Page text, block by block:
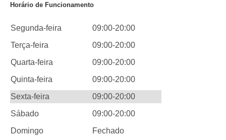
Horário de Funcionamento
Segunda-feira
09:00-20:00
Terça-feira
09:00-20:00
Quarta-feira
09:00-20:00
Quinta-feira
09:00-20:00
Sexta-feira
09:00-20:00
Sábado
09:00-20:00
Domingo
Fechado